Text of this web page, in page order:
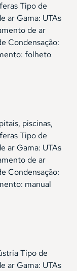
Tipo de
ar Gama: UTAs
de ar
Condensação:
folheto
piscinas,
Tipo de
ar Gama: UTAs
de ar
Condensação:
manual
Tipo de
ar Gama: UTAs